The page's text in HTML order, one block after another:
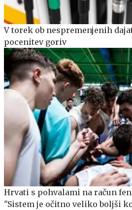
V torek ob nespremenjenih
pocenitev goriv
Hrvati s pohvalami na račun
"Sistem je očitno veliko boljši